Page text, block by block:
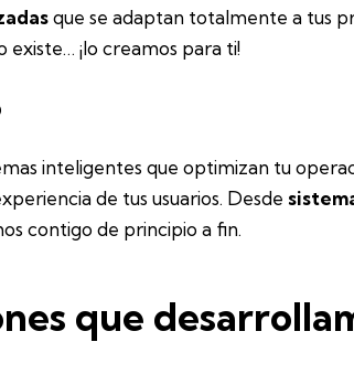
que se adaptan totalmente a tus
existe… ¡lo creamos para ti!
inteligentes que optimizan tu
de tus usuarios. Desde
contigo de principio a fin.
que